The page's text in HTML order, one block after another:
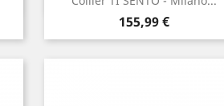
Prix
155,99 €